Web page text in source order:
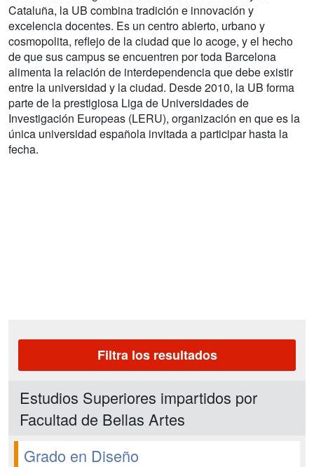
Cataluña, la UB combina tradición e innovación y
excelencia docentes. Es un centro abierto, urbano y
cosmopolita, reflejo de la ciudad que lo acoge, y el hecho
de que sus campus se encuentren por toda Barcelona
alimenta la relación de interdependencia que debe existir
entre la universidad y la ciudad. Desde 2010, la UB forma
parte de la prestigiosa Liga de Universidades de
Investigación Europeas (LERU), organización en que es la
única universidad española invitada a participar hasta la
fecha.
Filtra los resultados
Estudios Superiores impartidos por
Facultad de Bellas Artes
Grado en Diseño